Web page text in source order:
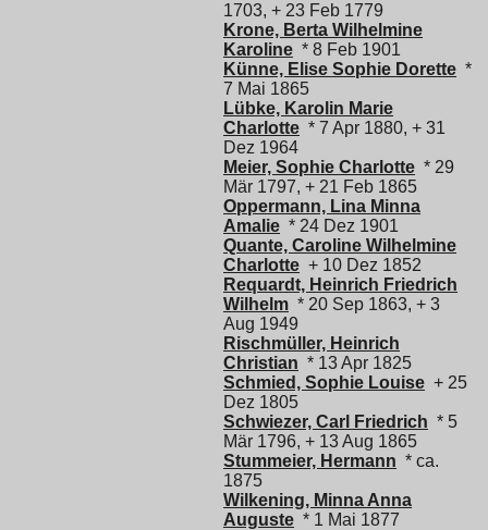
1703, + 23 Feb 1779
Krone, Berta Wilhelmine
Karoline * 8 Feb 1901
Künne, Elise Sophie Dorette *
7 Mai 1865
Lübke, Karolin Marie
Charlotte * 7 Apr 1880, + 31
Dez 1964
Meier, Sophie Charlotte * 29
Mär 1797, + 21 Feb 1865
Oppermann, Lina Minna
Amalie * 24 Dez 1901
Quante, Caroline Wilhelmine
Charlotte + 10 Dez 1852
Requardt, Heinrich Friedrich
Wilhelm * 20 Sep 1863, + 3
Aug 1949
Rischmüller, Heinrich
Christian * 13 Apr 1825
Schmied, Sophie Louise + 25
Dez 1805
Schwiezer, Carl Friedrich * 5
Mär 1796, + 13 Aug 1865
Stummeier, Hermann * ca.
1875
Wilkening, Minna Anna
Auguste * 1 Mai 1877